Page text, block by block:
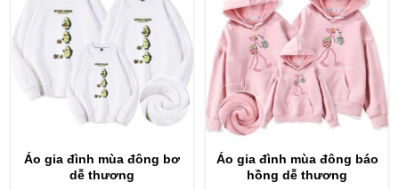
đến
280,000đ
Áo gia đình mùa đông bơ
dễ thương
Áo gia đình mùa đông báo
hồng dễ thương